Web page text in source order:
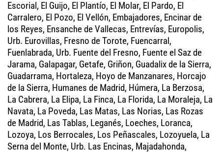
Escorial, El Guijo, El Plantío, El Molar, El Pardo, El
Carralero, El Pozo, El Vellón, Embajadores, Encinar de
los Reyes, Ensanche de Vallecas, Entrevías, Europolis,
Urb. Eurovillas, Fresno de Torote, Fuencarral,
Fuenlabrada, Urb. Fuente del Fresno, Fuente el Saz de
Jarama, Galapagar, Getafe, Griñon, Guadalix de la Sierra,
Guadarrama, Hortaleza, Hoyo de Manzanares, Horcajo
de la Sierra, Humanes de Madrid, Húmera, La Berzosa,
La Cabrera, La Elipa, La Finca, La Florida, La Moraleja, La
Navata, La Poveda, Las Matas, Las Norias, Las Rozas
de Madrid, Las Tablas, Leganés, Loeches, Loranca,
Lozoya, Los Berrocales, Los Peñascales, Lozoyuela, La
Serna del Monte, Urb. Las Encinas, Majadahonda,